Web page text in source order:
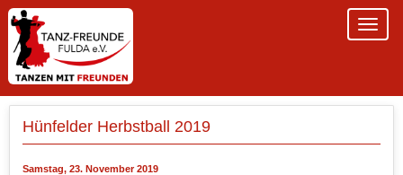
Hünfelder Herbstball 2019
Samstag, 23. November 2019